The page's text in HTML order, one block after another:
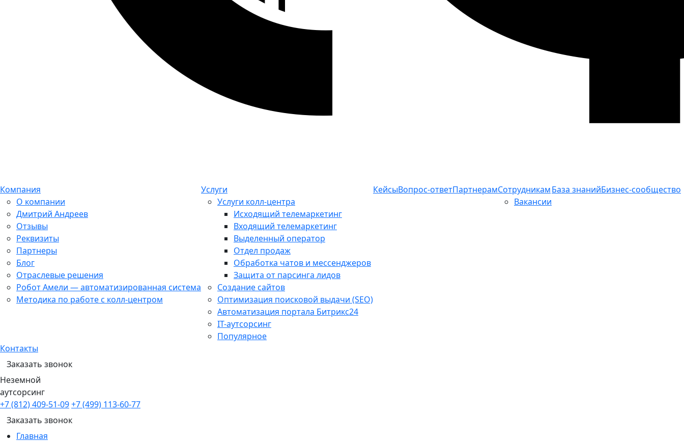
Компания
О компании
Дмитрий Андреев
Отзывы
Реквизиты
Партнеры
Блог
Отраслевые решения
Робот Амели — автоматизированная система
Методика по работе с колл-центром
Услуги
Услуги колл-центра
Исходящий телемаркетинг
Входящий телемаркетинг
Выделенный оператор
Отдел продаж
Обработка чатов и мессенджеров
Защита от парсинга лидов
Создание сайтов
Оптимизация поисковой выдачи (SEO)
Автоматизация портала Битрикс24
IT-аутсорсинг
Популярное
КейсыВопрос-ответПартнерамСотрудникам
Вакансии
База знанийБизнес-сообщество
Контакты
Заказать звонок
Неземной
аутсорсинг
+7 (812) 409-51-09+7 (499) 113-60-77
Заказать звонок
Главная